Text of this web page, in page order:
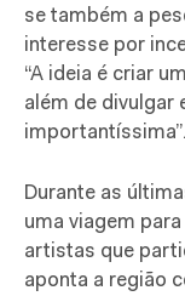
se também a
interesse por
“A ideia é criar
além de divulgar
importantíssima”.
Durante as
uma viagem
artistas que
aponta a região